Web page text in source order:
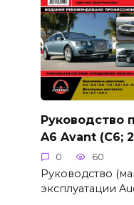
Руководство
A6 Avant (C6;
0 60
Руководство
эксплуатации